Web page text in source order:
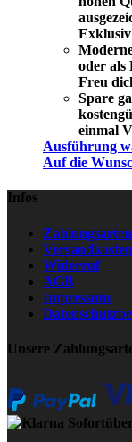
oder als
Freu
Spare
einmal
Ausführung
Auf die
Infos
Zahlungsarten
Versandkosten
Widerruf
AGB
Impressum
Unsere